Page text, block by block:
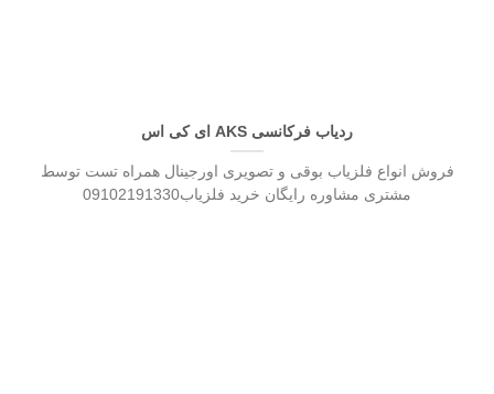
ردیاب فرکانسی AKS ای کی اس
فروش انواع فلزیاب بوقی و تصویری اورجینال همراه تست توسط
مشتری مشاوره رایگان خرید فلزیاب09102191330